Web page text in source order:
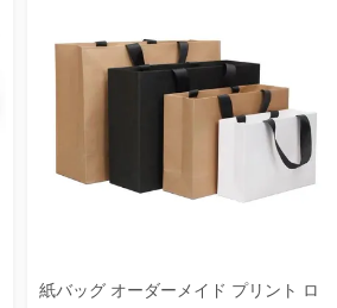
紙バッグ オーダーメイド プリント ロ